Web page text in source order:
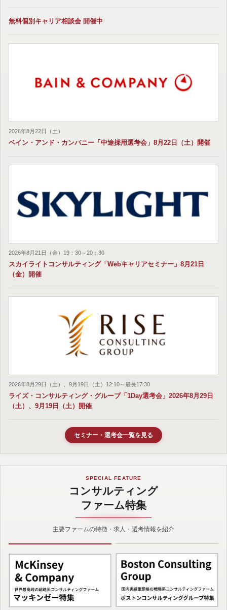
無料個別キャリア相談会 開催中
2026年8月22日（土）
ベイン・アンド・カンパニー「中途採用選考会」8月22日（土）開催
2026年8月21日（金）19：30～20：30
スカイライトコンサルティング「Webキャリアセミナー」8月21日
（金）開催
2026年8月29日（土）、9月19日（土）12:10～最長17:30
ライズ・コンサルティング・グループ「1Day選考会」2026年8月29日
（土）、9月19日（土）開催
セミナー・選考会一覧を見る
SPECIAL FEATURE
コンサルティング
ファーム特集
主要ファームの特徴・求人・選考情報を紹介